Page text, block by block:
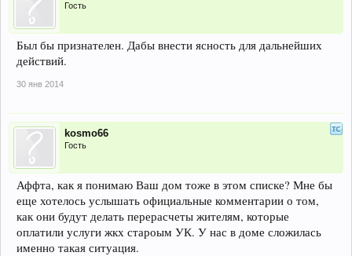
Гость
Был бы признателен. Дабы внести ясность для дальнейших
действий.
30 янв 2014
kosmo66
Гость
Аффта, как я понимаю Ваш дом тоже в этом списке? Мне бы
еще хотелось услышать официальные комментарии о том,
как они будут делать перерасчеты жителям, которые
оплатили услуги жкх староым УК. У нас в доме сложилась
именно такая ситуация.